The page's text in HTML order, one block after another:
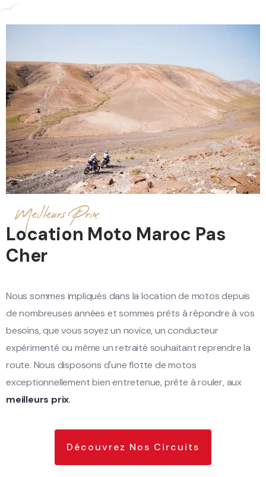
Meilleurs Prix
Location Moto Maroc Pas
Cher
Nous sommes impliqués dans la location de motos depuis
de nombreuses années et sommes prêts à répondre à vos
besoins, que vous soyez un novice, un conducteur
expérimenté ou même un retraité souhaitant reprendre la
route. Nous disposons d'une flotte de motos
exceptionnellement bien entretenue, prête à rouler, aux
meilleurs prix.
Découvrez Nos Circuits